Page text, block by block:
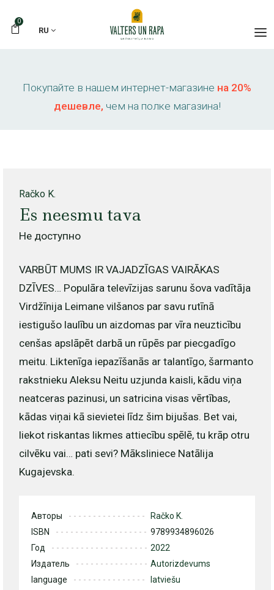
0
RU
Покупайте в нашем интернет-магазине на 20%
дешевле, чем на полке магазина!
Račko K.
Es neesmu tava
Не доступно
VARBŪT MUMS IR VAJADZĪGAS VAIRĀKAS
DZĪVES… Populāra televīzijas sarunu šova vadītāja
Virdžīnija Leimane vilšanos par savu rutīnā
iestigušo laulību un aizdomas par vīra neuzticību
cenšas apslāpēt darbā un rūpēs par piecgadīgo
meitu. Liktenīga iepazīšanās ar talantīgo, šarmanto
rakstnieku Aleksu Neitu uzjunda kaisli, kādu viņa
neatceras pazinusi, un satricina visas vērtības,
kādas viņai kā sievietei līdz šim bijušas. Bet vai,
liekot riskantas likmes attiecību spēlē, tu krāp otru
cilvēku vai… pati sevi? Māksliniece Natālija
Kugajevska.
Авторы
Račko K.
ISBN
9789934896026
Год
2022
Издатель
Autorizdevums
language
latviešu